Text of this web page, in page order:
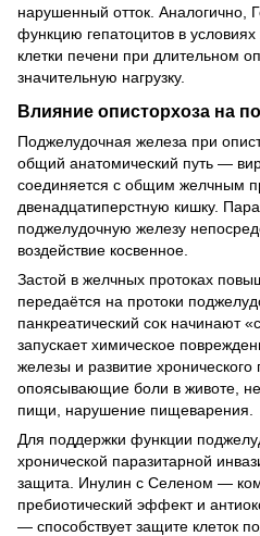
нарушенный отток. Аналогично,
функцию гепатоцитов в
клетки печени при длительном
значительную нагрузку.
Влияние описторхоза на
Поджелудочная железа при
общий анатомический путь —
соединяется с общим желчным
двенадцатиперстную кишку.
поджелудочную железу
воздействие косвенное.
Застой в желчных протоках
передаётся на протоки
панкреатический сок начинают
запускает химическое
железы и развитие
опоясывающие боли в животе,
пищи, нарушение пищеварения.
Для поддержки функции
хронической паразитарной
защита. Инулин с Селеном —
пребиотический эффект и
— способствует защите клеток